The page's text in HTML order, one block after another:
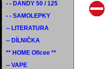
- - DANDY 50 / 125
- - SAMOLEPKY
-- LITERATURA
-- DÍLNIČKA
** HOME Oficee **
-- VAPE